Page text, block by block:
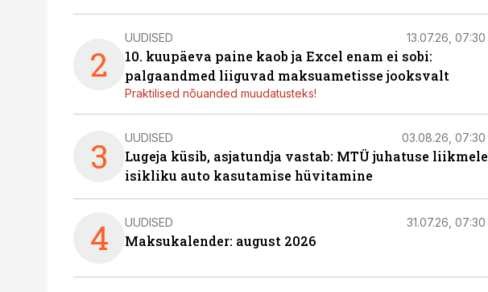
2
UUDISED 13.07.26, 07:30
10. kuupäeva paine kaob ja Excel enam ei sobi:
palgaandmed liiguvad maksuametisse jooksvalt
Praktilised nõuanded muudatusteks!
3 UUDISED 03.08.26, 07:30
Lugeja küsib, asjatundja vastab: MTÜ juhatuse liikmele
isikliku auto kasutamise hüvitamine
4 UUDISED 31.07.26, 07:30
Maksukalender: august 2026